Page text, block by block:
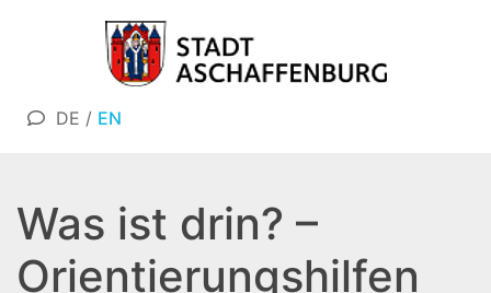
DE / EN
Was ist drin? –
Orientierungshilfen